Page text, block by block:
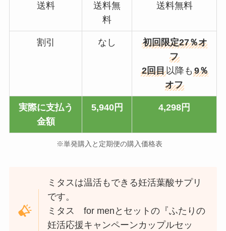
送料
送料無
料
送料無料
割引 なし
初回限定27％オ
フ
2回目以降も 9％
オフ
実際に支払う
金額
5,940円 4,298円
※単発購入と定期便の購入価格表
ミタスは温活もできる妊活葉酸サプリ
です。
ミタス for menとセットの『ふたりの
妊活応援キャンペーンカップルセッ